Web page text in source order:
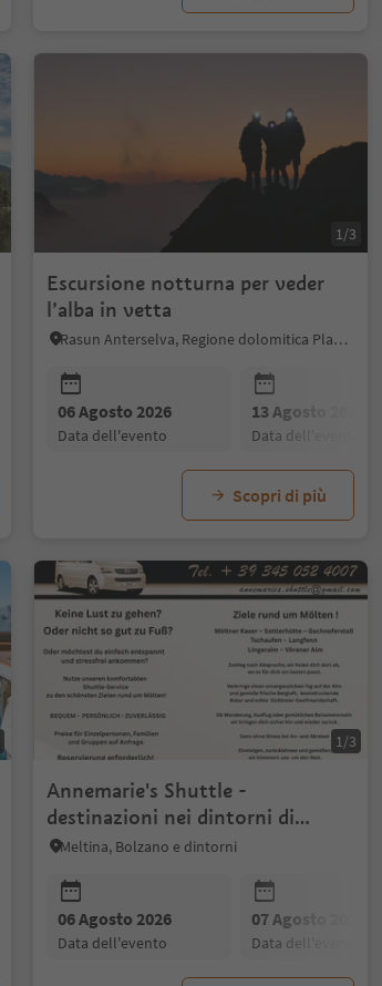
08 Agosto 2026
data dell'evento
09 Agosto
data dell'evento
1/3
Escursione notturna per veder
l’alba in vetta
Rasun Anterselva, Regione dolomitica Plan de Corones
06 Agosto 2026
data dell'evento
13 Agosto 2026
data dell'evento
Scopri di più
20 Agosto 2026
data dell'evento
27 Agosto
data dell'evento
1/3
Annemarie's Shuttle -
destinazioni nei dintorni di
Meltina!
Meltina, Bolzano e dintorni
06 Agosto 2026
data dell'evento
07 Agosto 2026
data dell'evento